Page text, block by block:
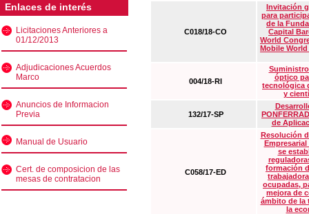
Enlaces de interés
Licitaciones Anteriores a
01/12/2013
Adjudicaciones Acuerdos
Marco
Anuncios de Informacion
Previa
Manual de Usuario
Cert. de composicion de las
mesas de contratacion
C018/18-CO
Invitación
para
de la
Capital
World
Mobile
004/18-RI
óptico
tecnológica
y
132/17-SP
de
C058/17-ED
Resolución
Empresarial
se
formación
ocupadas,
mejora de
ámbito de la
la